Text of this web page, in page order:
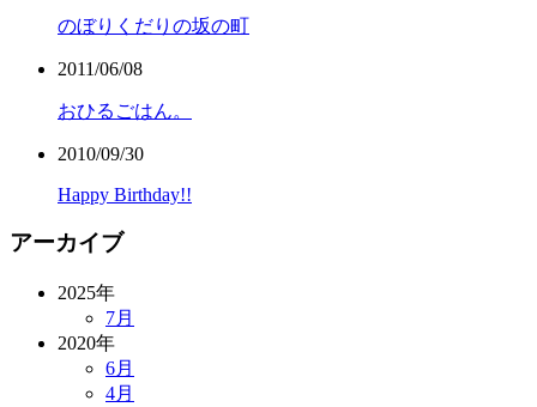
のぼりくだりの坂の町
2011/06/08
おひるごはん。
2010/09/30
Happy Birthday!!
アーカイブ
2025年
7月
2020年
6月
4月